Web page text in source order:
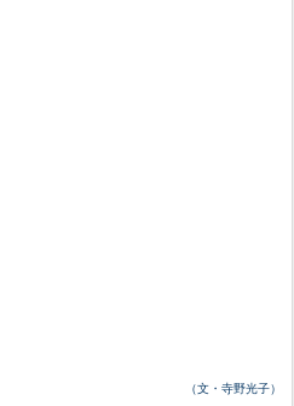
（文・寺野光子）